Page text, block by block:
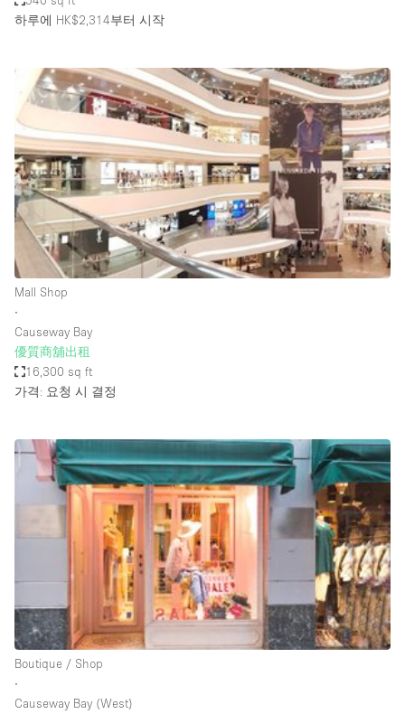
Meeting Space
Other
Photo / Filming Studio
Restaurant / Bar / Cafe
Rooftop
Salon
Shop Share
Stall / Market Stall
Unique Space
Warehouse
공간 기능
Air Conditioning
Animals Friendly
Bar
Bathroom
Car Display
Concierge
Counters
Daylight
하루에 HK$2,314부터 시작
Mall Shop
∙
Causeway Bay
優質商舖出租
16,300 sq ft
가격: 요청 시 결정
Boutique / Shop
∙
Causeway Bay (West)